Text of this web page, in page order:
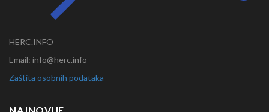
HERC.INFO
Email: info@herc.info
Zaštita osobnih podataka